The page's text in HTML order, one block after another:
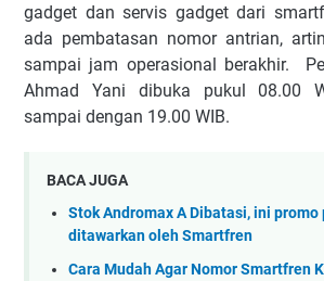
gadget dan servis gadget dari
ada pembatasan nomor antrian,
sampai jam operasional berakhir.
Ahmad Yani dibuka pukul 08.00
sampai dengan 19.00 WIB.
BACA JUGA
Stok Andromax A Dibatasi, ini
ditawarkan oleh Smartfren
Cara Mudah Agar Nomor Smartfren